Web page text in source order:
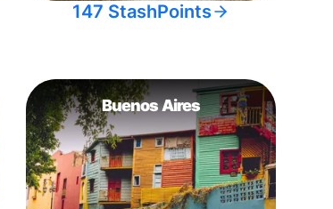
147 StashPoints
Buenos Aires